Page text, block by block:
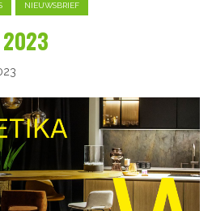
NIEUWSBRIEF
2023